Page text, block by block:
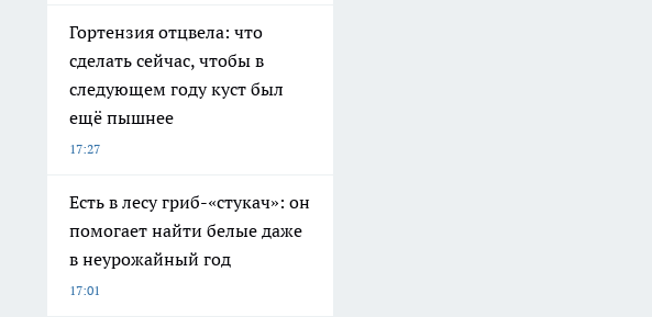
Гортензия отцвела: что
сделать сейчас, чтобы в
следующем году куст был
ещё пышнее
17:27
Есть в лесу гриб-«стукач»: он
помогает найти белые даже
в неурожайный год
17:01